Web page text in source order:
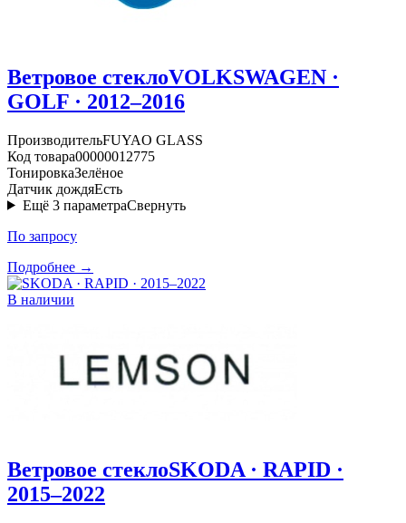
Ветровое стеклоVOLKSWAGEN ·
GOLF · 2012–2016
ПроизводительFUYAO GLASS
Код товара00000012775
ТонировкаЗелёное
Датчик дождяЕсть
Ещё 3 параметраСвернуть
По запросу
Подробнее →
В наличии
Ветровое стеклоSKODA · RAPID ·
2015–2022